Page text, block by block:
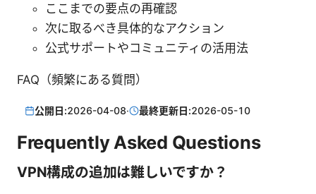
ここまでの要点の再確認
次に取るべき具体的なアクション
公式サポートやコミュニティの活用法
FAQ（頻繁にある質問）
公開日:2026-04-08· 最終更新日:2026-05-10
Frequently Asked Questions
VPN構成の追加は難しいですか？